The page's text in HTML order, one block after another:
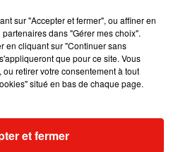
Didi B dévoilent le single le plus
de l’année
tant attendue
sur "Accepter et fermer", ou affiner en
dans "Gérer mes choix".
en cliquant sur "Continuer sans
que pour ce site. Vous
retirer votre consentement à tout
situé en bas de chaque page.
et fermer